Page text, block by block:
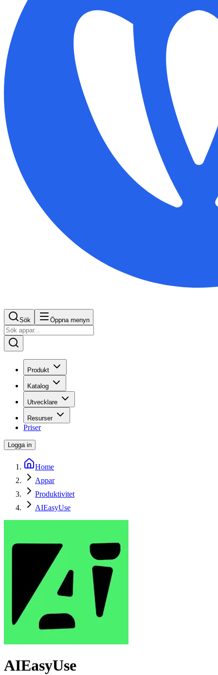
Sök Öppna menyn
Produkt
Katalog
Utvecklare
Resurser
Priser
Logga in
Home
Appar
Produktivitet
AIEasyUse
AIEasyUse